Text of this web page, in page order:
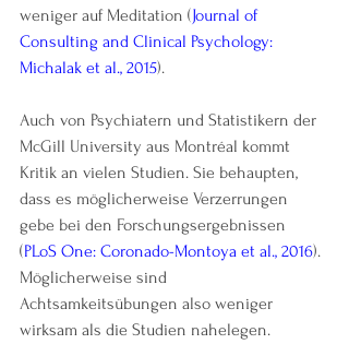
weniger auf Meditation (Journal of
Consulting and Clinical Psychology:
Michalak et al., 2015).
Auch von Psychiatern und Statistikern der
McGill University aus Montréal kommt
Kritik an vielen Studien. Sie behaupten,
dass es möglicherweise Verzerrungen
gebe bei den Forschungsergebnissen
(PLoS One: Coronado-Montoya et al., 2016).
Möglicherweise sind
Achtsamkeitsübungen also weniger
wirksam als die Studien nahelegen.